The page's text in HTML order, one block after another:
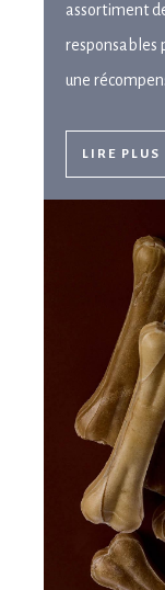
assortiment
responsables
une
LIRE PLUS